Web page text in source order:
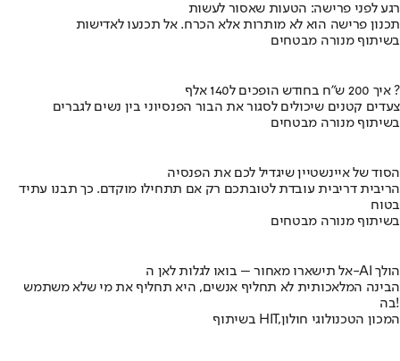
רגע לפני פרישה: הטעות שאסור לעשות
תכנון פרישה הוא לא מותרות אלא הכרח. אל תכנעו לאדישות
בשיתוף מנורה מבטחים
איך 200 ש"ח בחודש הופכים ל140 אלף ?
צעדים קטנים שיכולים לסגור את הבור הפנסיוני בין נשים לגברים
בשיתוף מנורה מבטחים
הסוד של איינשטיין שיגדיל לכם את הפנסיה
הריבית דריבית עובדת לטובתכם רק אם תתחילו מוקדם. כך תבנו עתיד
בטוח
בשיתוף מנורה מבטחים
אל תישארו מאחור – בואו לגלות לאן ה-AI הולך
הבינה המלאכותית לא תחליף אנשים, היא תחליף את מי שלא משתמש
בה!
בשיתוף HIT,המכון הטכנולוגי חולון